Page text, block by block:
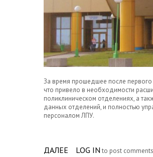
За время прошедшее после
что привело в необходимости
поликлиническом отделениях, а
данных отделений, и полностью
персоналом ЛПУ.
ДАЛЕЕ ABOUT
LOG IN to post comments